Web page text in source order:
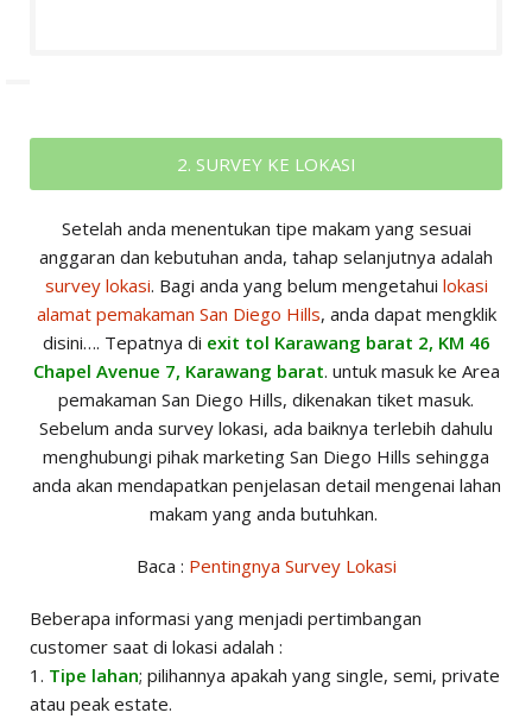
2. SURVEY KE LOKASI
Setelah anda menentukan tipe makam yang sesuai
anggaran dan kebutuhan anda, tahap selanjutnya adalah
survey lokasi. Bagi anda yang belum mengetahui lokasi
alamat pemakaman San Diego Hills, anda dapat mengklik
disini…. Tepatnya di exit tol Karawang barat 2, KM 46
Chapel Avenue 7, Karawang barat. untuk masuk ke Area
pemakaman San Diego Hills, dikenakan tiket masuk.
Sebelum anda survey lokasi, ada baiknya terlebih dahulu
menghubungi pihak marketing San Diego Hills sehingga
anda akan mendapatkan penjelasan detail mengenai lahan
makam yang anda butuhkan.
Baca : Pentingnya Survey Lokasi
Beberapa informasi yang menjadi pertimbangan
customer saat di lokasi adalah :
1. Tipe lahan; pilihannya apakah yang single, semi, private
atau peak estate.